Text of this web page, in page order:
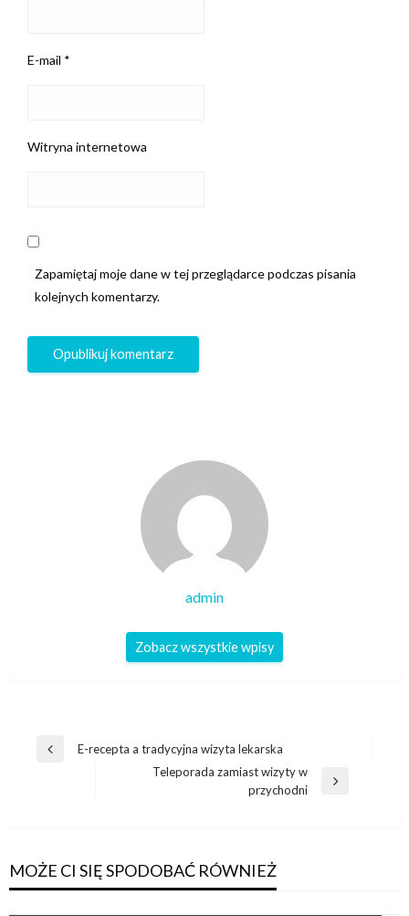
E-mail *
Witryna internetowa
Zapamiętaj moje dane w tej przeglądarce podczas pisania
kolejnych komentarzy.
admin
Zobacz wszystkie wpisy
Nawigacja
Poprzedni
E-recepta a tradycyjna wizyta lekarska
Teleporada zamiast wizyty w
przychodni
MOŻE CI SIĘ SPODOBAĆ RÓWNIEŻ